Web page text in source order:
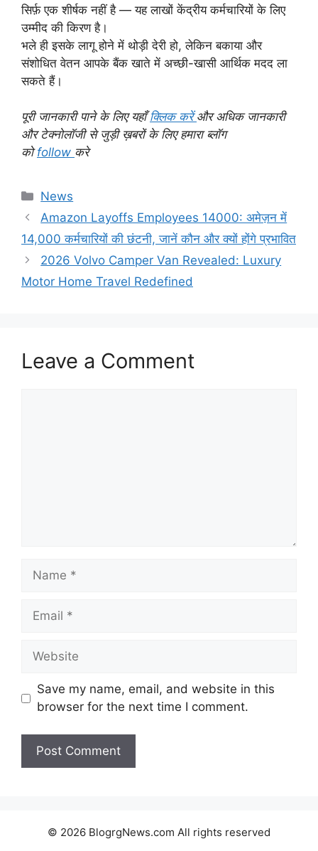
सिर्फ़ एक शीर्षक नहीं है — यह लाखों केंद्रीय कर्मचारियों के लिए
उम्मीद की किरण है।
भले ही इसके लागू होने में थोड़ी देरी हो, लेकिन बकाया और
संशोधित वेतन आपके बैंक खाते में अच्छी-खासी आर्थिक मदद ला
सकते हैं।
पूरी जानकारी पाने के लिए यहाँक्लिक करेंऔर अधिक जानकारी
और टेक्नोलॉजी से जुड़ी ख़बरों के लिए हमारा ब्लॉग
कोfollow करे
Categories
News
Amazon Layoffs Employees 14000: अमेज़न में
14,000 कर्मचारियों की छंटनी, जानें कौन और क्यों होंगे प्रभावित
2026 Volvo Camper Van Revealed: Luxury
Motor Home Travel Redefined
Leave a Comment
Name
Email
Website
Save my name, email, and website in this
browser for the next time I comment.
© 2026 BlogrgNews.com All rights reserved